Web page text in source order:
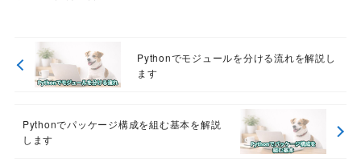
Pythonでモジュールを分ける流れを解説し
ます
Pythonでパッケージ構成を組む基本を解説
します